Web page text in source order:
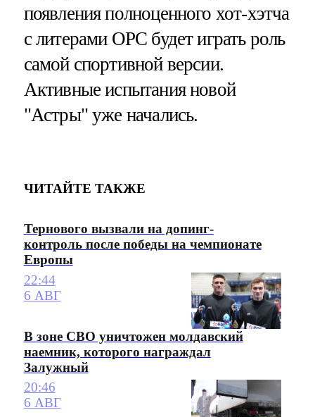
появления полноценного хот-хэтча
с литерами OPC будет играть роль
самой спортивной версии.
Активные испытания новой
"Астры" уже начались.
ЧИТАЙТЕ ТАКЖЕ
Тернового вызвали на допинг-
контроль после победы на чемпионате
Европы
22:44
6 АВГ
В зоне СВО уничтожен молдавский
наемник, которого награждал
Залужный
20:46
6 АВГ